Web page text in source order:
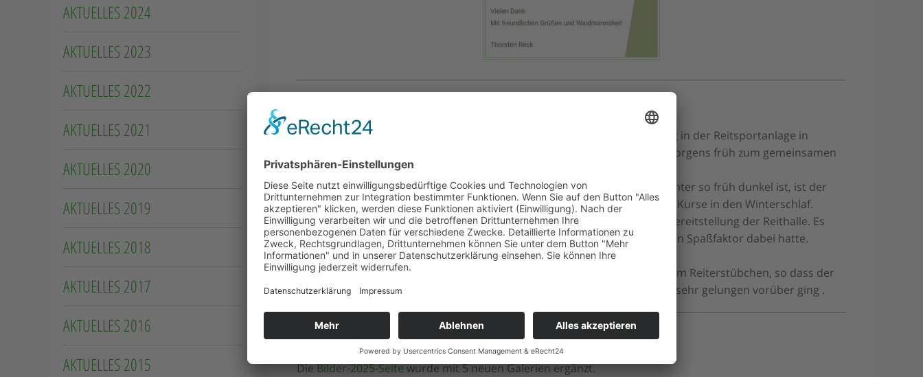
Am ersten Dezember-Wochenende fand das erste Mal ein Indoor Training in der Reitsportanlage in
Pohlheim statt. Gespanne des Junghunde,- und HZP Kurses trafen sich morgens früh zum gemeinsamen
Training.
Ein Indoor Training unabhängig vom Wetter und der Uhrzeit. Da es im Winter so früh dunkel ist, ist der
Besuch der Kurse für viele arbeitsbedingt nicht möglich, und so fielen die Kurse in den Winterschlaf.
Danke Julia und dem Reitsportzentrum Sames für die Organisation und Bereitstellung der Reithalle. Es
war ein tolles , intensives Training , dass jedoch auch den ein oder anderen Spaßfaktor dabei hatte.
⇒GALERIE
Im Anschluss bewirtete uns dann noch der Chef mit einem mega Brunch im Reiterstübchen, so dass der
Sonntag vormittag mit Arbeit, guten Gesprächen und einem tollen Essen sehr gelungen vorüber ging .
22.11.2025
DieBilder-2025-Seitewurde mit 5 neuen Galerien ergänzt.
AKTUELLES 2024
AKTUELLES 2023
AKTUELLES 2022
AKTUELLES 2021
AKTUELLES 2020
AKTUELLES 2019
AKTUELLES 2018
AKTUELLES 2017
AKTUELLES 2016
AKTUELLES 2015